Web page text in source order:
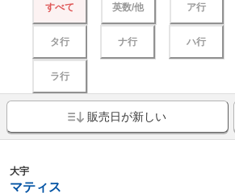
すべて 英数/他 ア行
タ行 ナ行 ハ行
ラ行
販売日が新しい
大宇
マティス